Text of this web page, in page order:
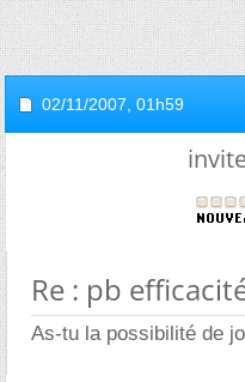
02/11/2007, 01h59
Re : pb
As-tu la possibilité de